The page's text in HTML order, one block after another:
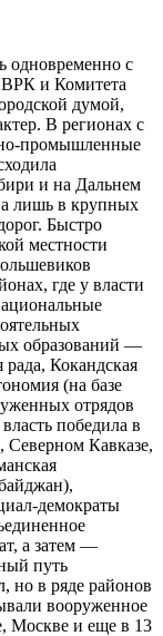
одновременно с
ВРК и Комитета
думой,
В регионах с
промышленные
и на Дальнем
лишь в крупных
Быстро
местности
где у власти
образований —
рада, Кокандская
(на базе
отрядов
победила в
Северном Кавказе,
демократы
а затем —
путь
но в ряде районов
вооруженное
Москве и еще в 13